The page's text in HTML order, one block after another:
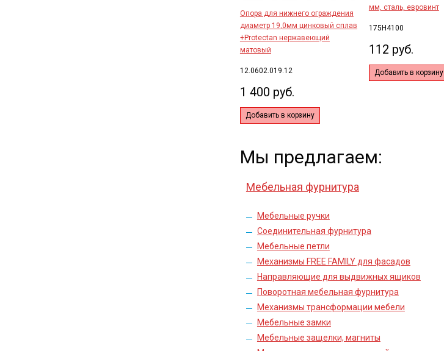
Опора для нижнего ограждения
диаметр 19,0мм цинковый сплав
+Protectan нержавеющий
матовый
12.0602.019.12
1 400 руб.
Добавить в корзину
мм, сталь, евровинт
175H4100
112 руб.
Добавить в корзину
Мы предлагаем:
Мебельная фурнитура
Мебельные ручки
Соединительная фурнитура
Мебельные петли
Механизмы FREE FAMILY для фасадов
Направляющие для выдвижных ящиков
Поворотная мебельная фурнитура
Механизмы трансформации мебели
Мебельные замки
Мебельные защелки, магниты